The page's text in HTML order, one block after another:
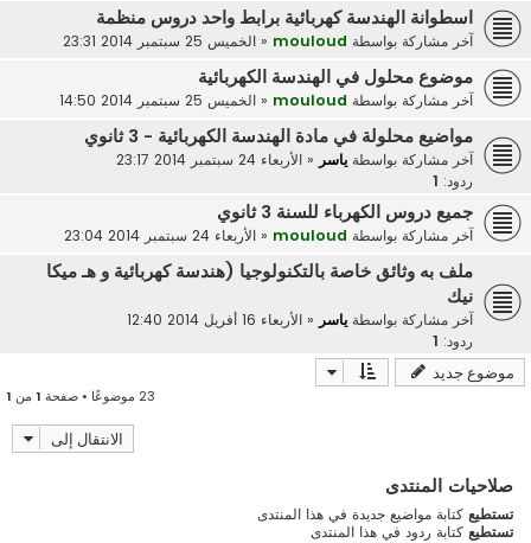
اسطوانة الهندسة كهربائية برابط واحد دروس منظمة
آخر مشاركة بواسطة mouloud
« الخميس 25 سبتمبر 2014 23:31
موضوع محلول في الهندسة الكهربائية
آخر مشاركة بواسطة mouloud
« الخميس 25 سبتمبر 2014 14:50
مواضيع محلولة في مادة الهندسة الكهربائية - 3 ثانوي
آخر مشاركة بواسطة ياسر « الأربعاء 24 سبتمبر 2014 23:17
ردود: 1
جميع دروس الكهرباء للسنة 3 ثانوي
آخر مشاركة بواسطة mouloud
« الأربعاء 24 سبتمبر 2014 23:04
ملف به وثائق خاصة بالتكنولوجيا (هندسة كهربائية و هـ ميكا
نيك
آخر مشاركة بواسطة ياسر « الأربعاء 16 أفريل 2014 12:40
ردود: 1
موضوع جديد
23 موضوعًا • صفحة 1 من 1
الانتقال إلى
صلاحيات المنتدى
تستطيع كتابة مواضيع جديدة في هذا المنتدى
تستطيع كتابة ردود في هذا المنتدى